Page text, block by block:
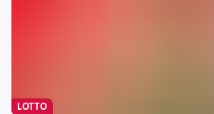
LOTTO